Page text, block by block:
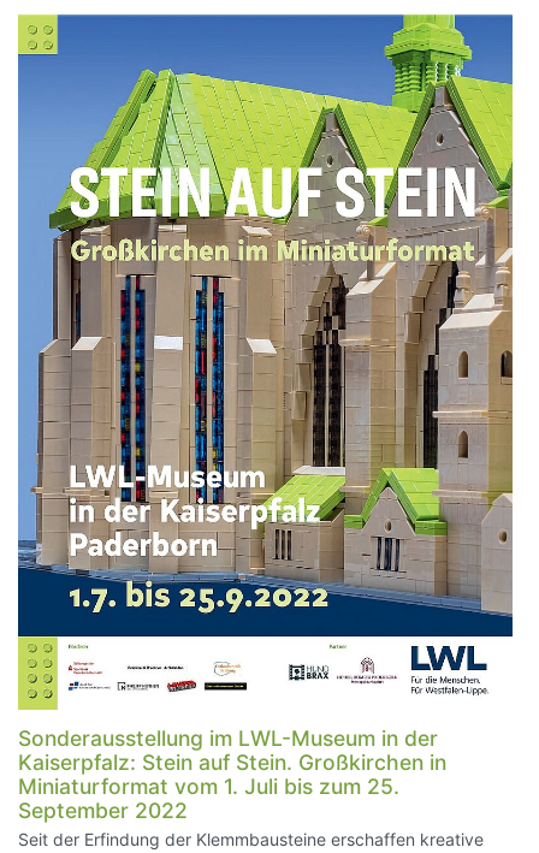
Sonderausstellung im LWL-Museum in der
Kaiserpfalz: Stein auf Stein. Großkirchen in
Miniaturformat vom 1. Juli bis zum 25.
September 2022
Seit der Erfindung der Klemmbausteine erschaffen kreative